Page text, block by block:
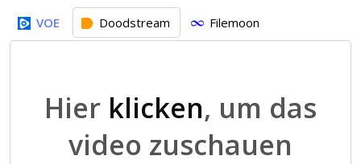
VOE Doodstream Filemoon
Hier klicken, um das
video zuschauen